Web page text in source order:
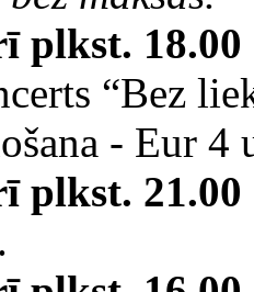
plkst. 18.00
“Bez
- Eur 4
plkst. 21.00